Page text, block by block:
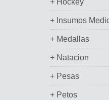
+ Hockey
+ Insumos
+ Medallas
+ Natacion
+ Pesas
+ Petos